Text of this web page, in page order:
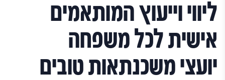
ליווי וייעוץ המותאמים
אישית לכל משפחה
יועצי משכנתאות טובים